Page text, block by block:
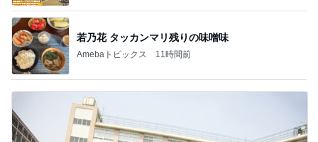
若乃花 タッカンマリ残りの味噌味
Amebaトピックス 11時間前